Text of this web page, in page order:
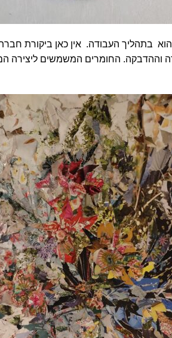
בתהליך העבודה. אין כאן ביקורת
וההדבקה. החומרים המשמשים ליצירה